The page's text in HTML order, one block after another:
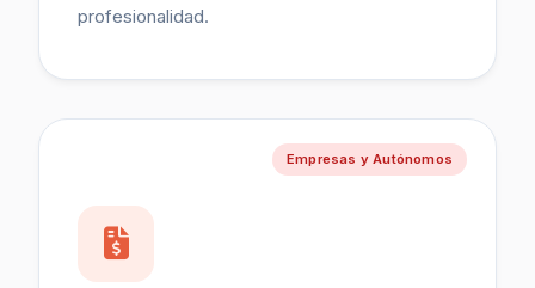
profesionalidad.
Empresas y Autónomos